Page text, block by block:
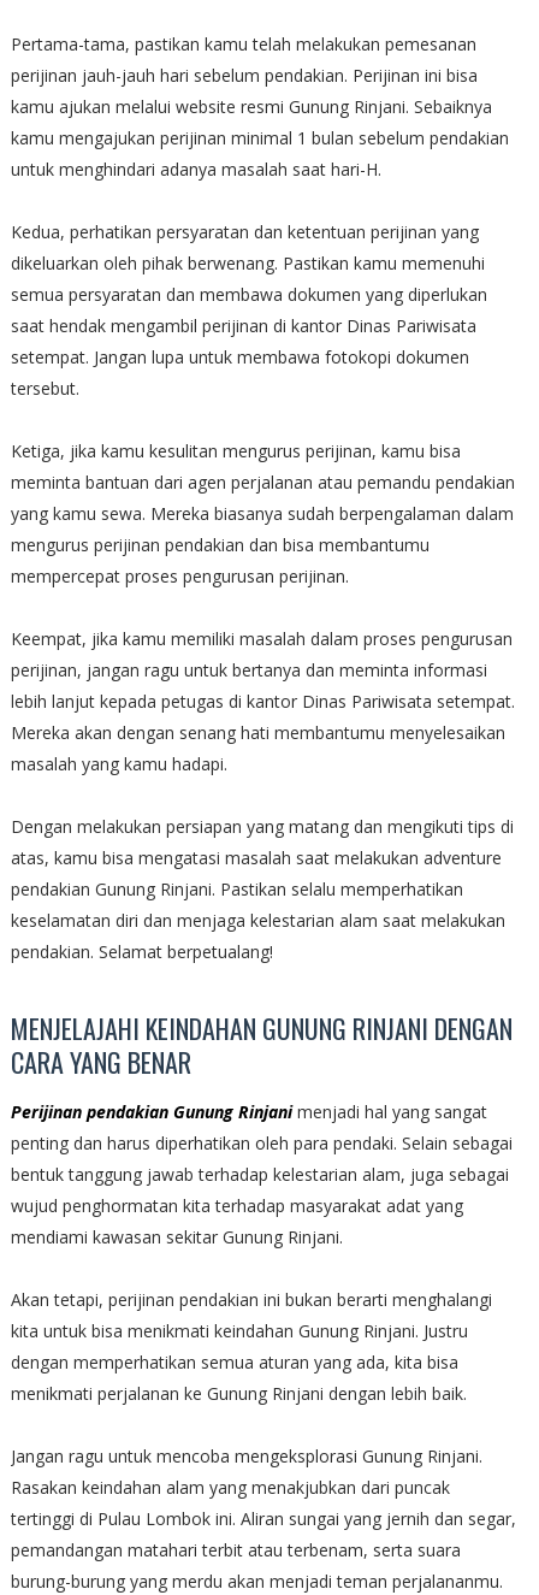
Pertama-tama, pastikan kamu telah melakukan pemesanan
perijinan jauh-jauh hari sebelum pendakian. Perijinan ini bisa
kamu ajukan melalui website resmi Gunung Rinjani. Sebaiknya
kamu mengajukan perijinan minimal 1 bulan sebelum pendakian
untuk menghindari adanya masalah saat hari-H.
Kedua, perhatikan persyaratan dan ketentuan perijinan yang
dikeluarkan oleh pihak berwenang. Pastikan kamu memenuhi
semua persyaratan dan membawa dokumen yang diperlukan
saat hendak mengambil perijinan di kantor Dinas Pariwisata
setempat. Jangan lupa untuk membawa fotokopi dokumen
tersebut.
Ketiga, jika kamu kesulitan mengurus perijinan, kamu bisa
meminta bantuan dari agen perjalanan atau pemandu pendakian
yang kamu sewa. Mereka biasanya sudah berpengalaman dalam
mengurus perijinan pendakian dan bisa membantumu
mempercepat proses pengurusan perijinan.
Keempat, jika kamu memiliki masalah dalam proses pengurusan
perijinan, jangan ragu untuk bertanya dan meminta informasi
lebih lanjut kepada petugas di kantor Dinas Pariwisata setempat.
Mereka akan dengan senang hati membantumu menyelesaikan
masalah yang kamu hadapi.
Dengan melakukan persiapan yang matang dan mengikuti tips di
atas, kamu bisa mengatasi masalah saat melakukan adventure
pendakian Gunung Rinjani. Pastikan selalu memperhatikan
keselamatan diri dan menjaga kelestarian alam saat melakukan
pendakian. Selamat berpetualang!
MENJELAJAHI KEINDAHAN GUNUNG RINJANI DENGAN
CARA YANG BENAR
Perijinan pendakian Gunung Rinjanimenjadi hal yang sangat
penting dan harus diperhatikan oleh para pendaki. Selain sebagai
bentuk tanggung jawab terhadap kelestarian alam, juga sebagai
wujud penghormatan kita terhadap masyarakat adat yang
mendiami kawasan sekitar Gunung Rinjani.
Akan tetapi, perijinan pendakian ini bukan berarti menghalangi
kita untuk bisa menikmati keindahan Gunung Rinjani. Justru
dengan memperhatikan semua aturan yang ada, kita bisa
menikmati perjalanan ke Gunung Rinjani dengan lebih baik.
Jangan ragu untuk mencoba mengeksplorasi Gunung Rinjani.
Rasakan keindahan alam yang menakjubkan dari puncak
tertinggi di Pulau Lombok ini. Aliran sungai yang jernih dan segar,
pemandangan matahari terbit atau terbenam, serta suara
burung-burung yang merdu akan menjadi teman perjalananmu.